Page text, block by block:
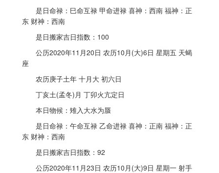
是日命禄：巳命互禄 甲命进禄 喜神：西南 福神：正
东 财神：西南
是日搬家吉日指数：100
公历2020年11月20日 农历10月(大)6日 星期五 天蝎
座
农历庚子土年 十月大 初六日
丁亥土(孟冬)月 丁卯火亢定日
本日物候：雉入大水为蜃
是日命禄：午命互禄 乙命进禄 喜神：正南 福神：正
东 财神：西南
是日搬家吉日指数：92
公历2020年11月23日 农历10月(大)9日 星期一 射手